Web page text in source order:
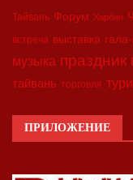
Тайвань Форум Харбин
встреча выставка
музыка праздник
тайвань торговля
ПРИЛОЖЕНИЕ